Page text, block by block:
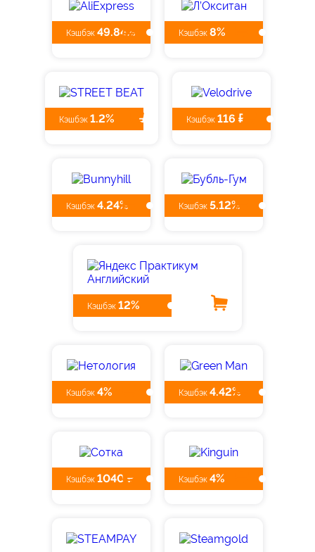
Кэшбэк 49.84% Кэшбэк 8%
Кэшбэк 1.2% Кэшбэк 116 ₽
Кэшбэк 4.24% Кэшбэк 5.12%
Кэшбэк 12%
Кэшбэк 4% Кэшбэк 4.42%
Кэшбэк 1040 ₽ Кэшбэк 4%